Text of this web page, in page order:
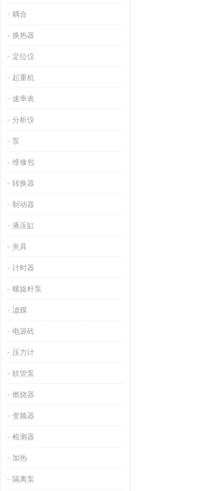
耦合
换热器
定位仪
起重机
速率表
分析仪
泵
维修包
转换器
制动器
液压缸
夹具
计时器
螺旋杆泵
滤膜
电源砖
压力计
软管泵
燃烧器
变频器
检测器
加热
隔离泵